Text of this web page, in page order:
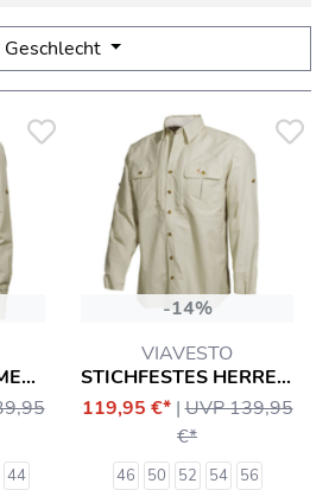
Geschlecht
STICHFESTES DAMENHEMD SR. EANES
44
-14%
VIAVESTO
STICHFESTES HERRENHEMD SR. EANES
119,95 €* |UVP 139,95
€*
46 50 52 54 56